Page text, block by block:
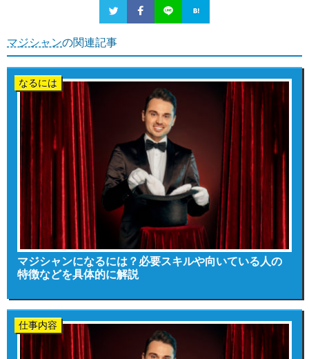
マジシャンの関連記事
なるには
マジシャンになるには？必要スキルや向いている人の
特徴などを具体的に解説
仕事内容